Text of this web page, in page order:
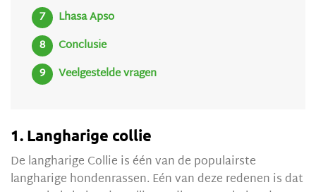
Lhasa Apso
Conclusie
Veelgestelde vragen
1. Langharige collie
De langharige Collie is één van de populairste
langharige hondenrassen. Eén van deze redenen is dat